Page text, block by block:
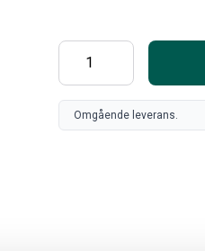
Omgående leverans.